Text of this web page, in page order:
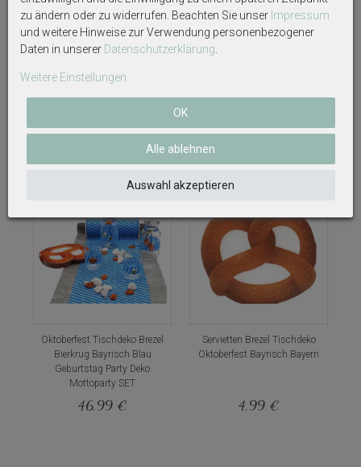
Wimpel Girlande Wimpelkette
Biergarten
Teelichthalter Oktoberfest Brezel
Oktoberfest Tischdeko Brezel
Bierkrug Bayrisch Blau
Geburtstag Party Deko
Mottoparty SET
46,99 €
Servietten Brezel Tischdeko
Oktoberfest Bayrisch Bayern
4,99 €
zu ändern oder zu widerrufen. Beachten Sie unser Impressum
und weitere Hinweise zur Verwendung personenbezogener
Daten in unserer Daten­schutz­erklärung
Weitere Einstellungen
OK
Alle ablehnen
Auswahl akzeptieren